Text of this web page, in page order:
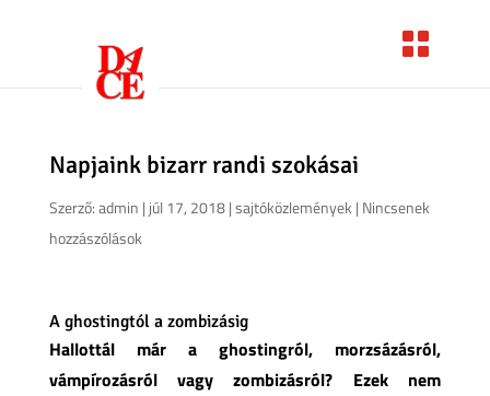
Napjaink bizarr randi szokásai
Szerző:admin | júl 17, 2018|sajtóközlemények | Nincsenek
hozzászólások
A ghostingtól a zombizásig
Hallottál már a ghostingról, morzsázásról,
vámpírozásról vagy zombizásról? Ezek nem